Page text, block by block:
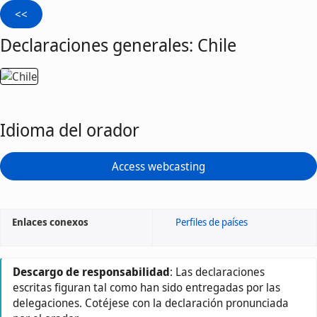
Declaraciones generales: Chile
Idioma del orador
Access webcasting
Enlaces conexos Perfiles de países
Descargo de responsabilidad: Las declaraciones
escritas figuran tal como han sido entregadas por las
delegaciones. Cotéjese con la declaración pronunciada